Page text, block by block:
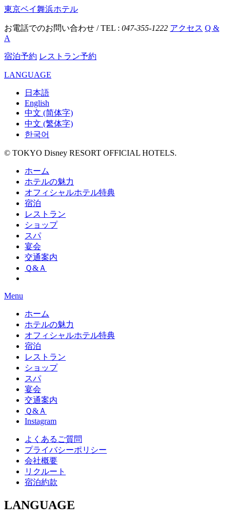
東京ベイ舞浜ホテル
お電話でのお問い合わせ / TEL : 047-355-1222 アクセス Q &
A
宿泊予約 レストラン予約
LANGUAGE
日本語
English
中文 (简体字)
中文 (繁体字)
한국어
© TOKYO Disney RESORT OFFICIAL HOTELS.
ホーム
ホテルの魅力
オフィシャルホテル特典
宿泊
レストラン
ショップ
スパ
宴会
交通案内
Ｑ&Ａ
Menu
ホーム
ホテルの魅力
オフィシャルホテル特典
宿泊
レストラン
ショップ
スパ
宴会
交通案内
Ｑ&Ａ
Instagram
よくあるご質問
プライバシーポリシー
会社概要
リクルート
宿泊約款
LANGUAGE